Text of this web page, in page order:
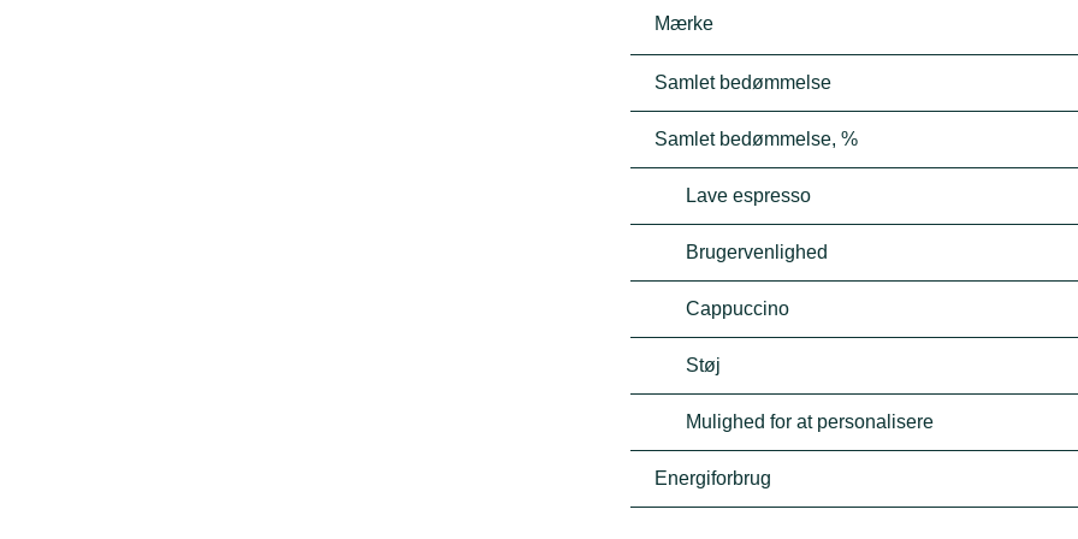
Mærke
Samlet bedømmelse
Samlet bedømmelse, %
Lave espresso
Brugervenlighed
Cappuccino
Støj
Mulighed for at personalisere
Energiforbrug